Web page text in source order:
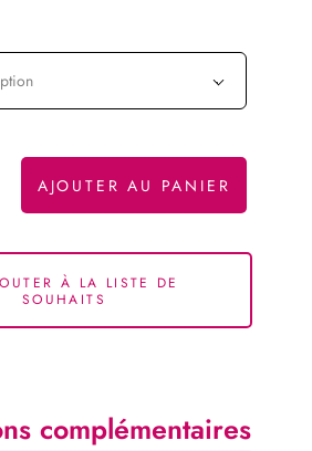
AJOUTER AU PANIER
À LA LISTE DE
SOUHAITS
complémentaires